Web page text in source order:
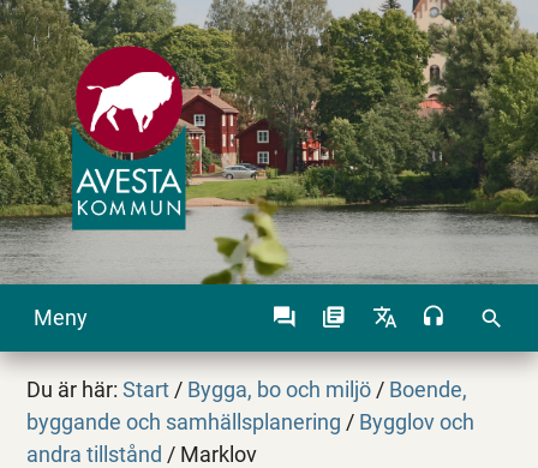
Meny search
Du är här:Start / Bygga, bo och miljö / Boende,
byggande och samhällsplanering / Bygglov och
andra tillstånd / Marklov